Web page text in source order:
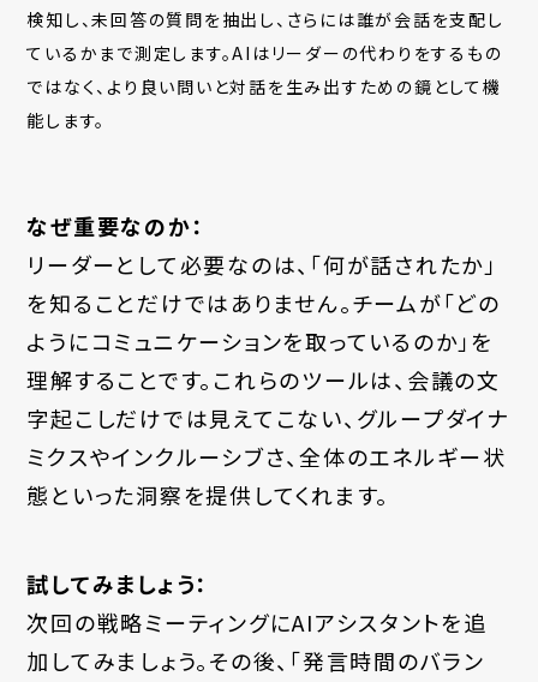
検知し、未回答の質問を抽出し、さらには誰が会話を支配し
ているかまで測定します。AIはリーダーの代わりをするもの
ではなく、より良い問いと対話を生み出すための鏡として機
能します。
なぜ重要なのか：
リーダーとして必要なのは、「何が話されたか」
を知ることだけではありません。チームが「どの
ようにコミュニケーションを取っているのか」を
理解することです。これらのツールは、会議の文
字起こしだけでは見えてこない、グループダイナ
ミクスやインクルーシブさ、全体のエネルギー状
態といった洞察を提供してくれます。
試してみましょう：
次回の戦略ミーティングにAIアシスタントを追
加してみましょう。その後、「発言時間のバラン